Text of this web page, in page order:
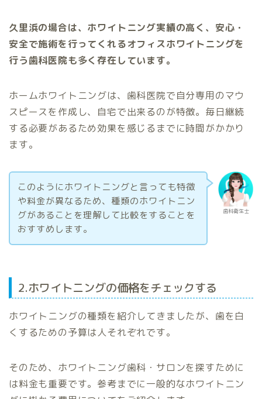
久里浜の場合は、ホワイトニング実績の高く、安心・
安全で施術を行ってくれるオフィスホワイトニングを
行う歯科医院も多く存在しています。
ホームホワイトニングは、歯科医院で自分専用のマウ
スピースを作成し、自宅で出来るのが特徴。毎日継続
する必要があるため効果を感じるまでに時間がかかり
ます。
歯科衛生士
このようにホワイトニングと言っても特徴
や料金が異なるため、種類のホワイトニン
グがあることを理解して比較をすることを
おすすめします。
2.ホワイトニングの価格をチェックする
ホワイトニングの種類を紹介してきましたが、歯を白
くするための予算は人それぞれです。
そのため、ホワイトニング歯科・サロンを探すために
は料金も重要です。参考までに一般的なホワイトニン